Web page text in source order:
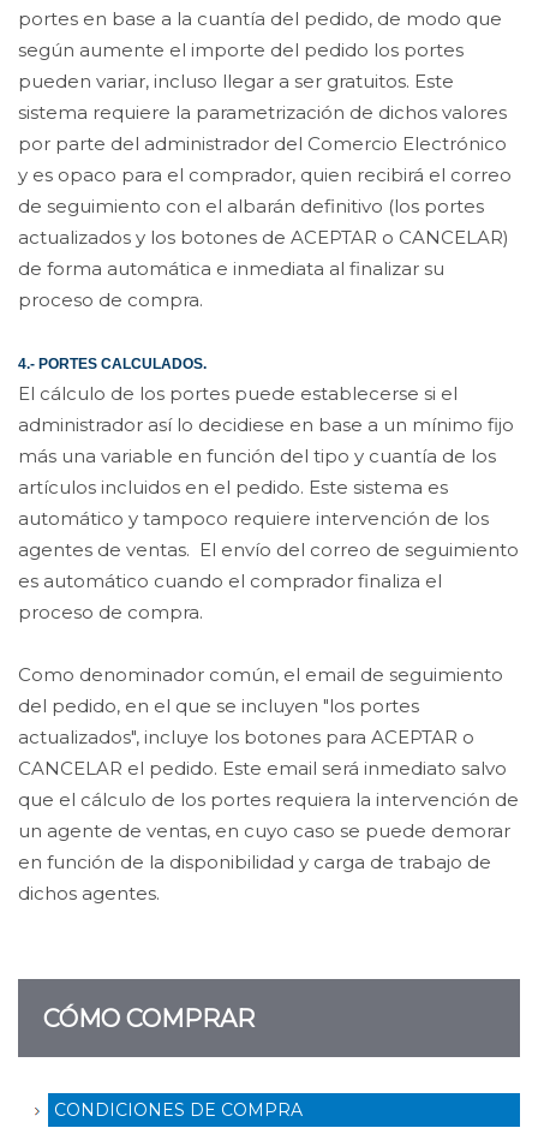
portes en base a la cuantía del pedido, de modo que
según aumente el importe del pedido los portes
pueden variar, incluso llegar a ser gratuitos. Este
sistema requiere la parametrización de dichos valores
por parte del administrador del Comercio Electrónico
y es opaco para el comprador, quien recibirá el correo
de seguimiento con el albarán definitivo (los portes
actualizados y los botones de ACEPTAR o CANCELAR)
de forma automática e inmediata al finalizar su
proceso de compra.
4.- PORTES CALCULADOS.
El cálculo de los portes puede establecerse si el
administrador así lo decidiese en base a un mínimo fijo
más una variable en función del tipo y cuantía de los
artículos incluidos en el pedido. Este sistema es
automático y tampoco requiere intervención de los
agentes de ventas. El envío del correo de seguimiento
es automático cuando el comprador finaliza el
proceso de compra.
Como denominador común, el email de seguimiento
del pedido, en el que se incluyen "los portes
actualizados", incluye los botones para ACEPTAR o
CANCELAR el pedido. Este email será inmediato salvo
que el cálculo de los portes requiera la intervención de
un agente de ventas, en cuyo caso se puede demorar
en función de la disponibilidad y carga de trabajo de
dichos agentes.
CÓMO COMPRAR
CONDICIONES DE COMPRA